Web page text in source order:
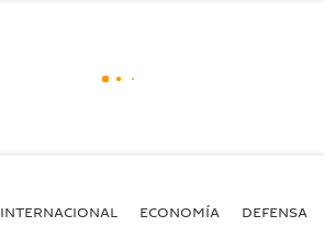
INTERNACIONAL ECONOMÍA DEFENSA